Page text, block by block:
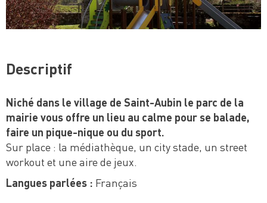
Descriptif
Niché dans le village de Saint-Aubin le parc de la
mairie vous offre un lieu au calme pour se balade,
faire un pique-nique ou du sport.
Sur place : la médiathèque, un city stade, un street
workout et une aire de jeux.
Langues parlées : Français